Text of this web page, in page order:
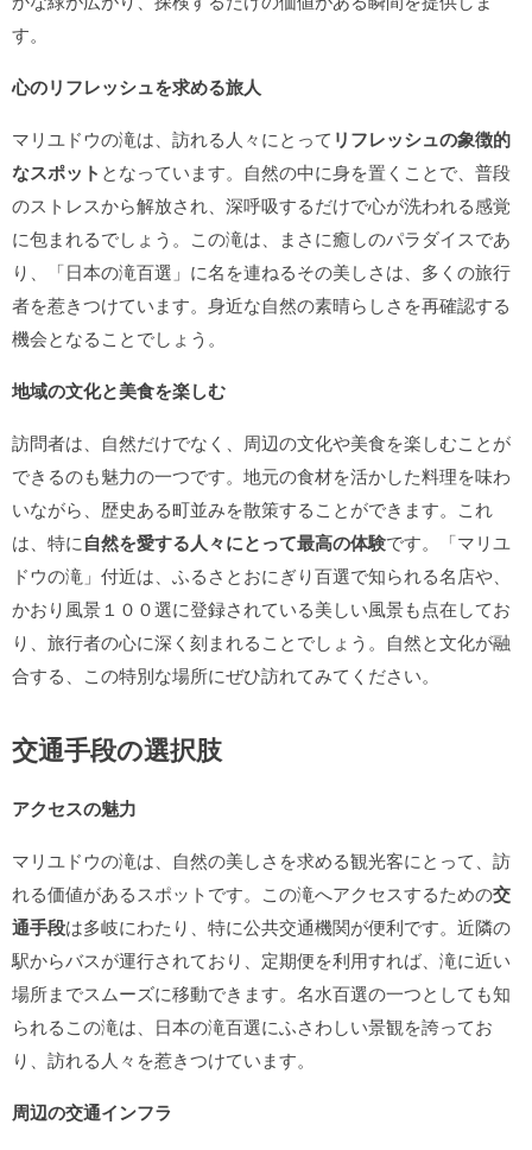
す。
心のリフレッシュを求める旅人
マリユドウの滝は、訪れる人々にとって リフレッシュの象徴的
なスポット となっています。自然の中に身を置くことで、普段
のストレスから解放され、深呼吸するだけで心が洗われる感覚
に包まれるでしょう。この滝は、まさに癒しのパラダイスであ
り、「日本の滝百選」に名を連ねるその美しさは、多くの旅行
者を惹きつけています。身近な自然の素晴らしさを再確認する
機会となることでしょう。
地域の文化と美食を楽しむ
訪問者は、自然だけでなく、周辺の文化や美食を楽しむことが
できるのも魅力の一つです。地元の食材を活かした料理を味わ
いながら、歴史ある町並みを散策することができます。これ
は、特に自然を愛する人々にとって最高の体験です。「マリユ
ドウの滝」付近は、ふるさとおにぎり百選で知られる名店や、
かおり風景１００選に登録されている美しい風景も点在してお
り、旅行者の心に深く刻まれることでしょう。自然と文化が融
合する、この特別な場所にぜひ訪れてみてください。
交通手段の選択肢
アクセスの魅力
マリユドウの滝は、自然の美しさを求める観光客にとって、訪
れる価値があるスポットです。この滝へアクセスするための交
通手段は多岐にわたり、特に公共交通機関が便利です。近隣の
駅からバスが運行されており、定期便を利用すれば、滝に近い
場所までスムーズに移動できます。名水百選の一つとしても知
られるこの滝は、日本の滝百選にふさわしい景観を誇ってお
り、訪れる人々を惹きつけています。
周辺の交通インフラ